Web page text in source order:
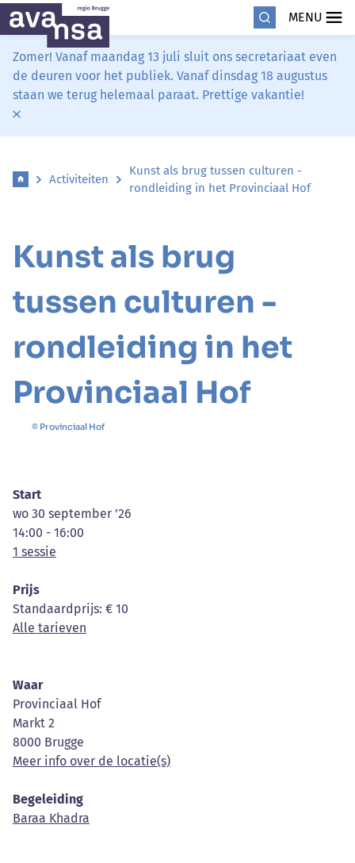
MENU
Zomer! Vanaf maandag 13 juli sluit ons secretariaat even
de deuren voor het publiek. Vanaf dinsdag 18 augustus
staan we terug helemaal paraat. Prettige vakantie!
Activiteiten
Kunst als brug tussen culturen -
rondleiding in het Provinciaal Hof
Kunst als brug
tussen culturen -
rondleiding in het
Provinciaal Hof
© Provinciaal Hof
Start
wo 30 september '26
14:00 - 16:00
1 sessie
Prijs
Standaardprijs: € 10
Alle tarieven
Waar
Provinciaal Hof
Markt 2
8000 Brugge
Meer info over de locatie(s)
Begeleiding
Baraa Khadra